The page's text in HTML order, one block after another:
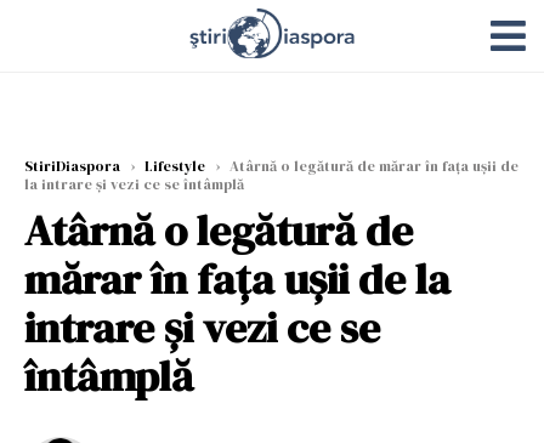
StiriDiaspora › Lifestyle › Atârnă o legătură de mărar în fața ușii de
la intrare și vezi ce se întâmplă
Atârnă o legătură de
mărar în fața ușii de la
intrare și vezi ce se
întâmplă